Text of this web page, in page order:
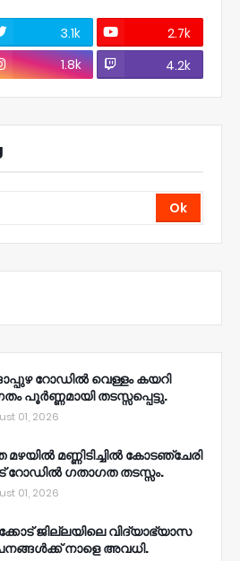
3.1k
2.7k
1.8k 4.2k
റോഡിൽ വെള്ളം കയറി
പൂർണ്ണമായി തടസ്സപ്പെട്ടു.
01, 2026
മണ്ണിടിച്ചിൽ കോടഞ്ചേരി
ഗതാഗത തടസ്സം.
01, 2026
ജില്ലയിലെ വിദ്യാഭ്യാസ
നാളെ അവധി.